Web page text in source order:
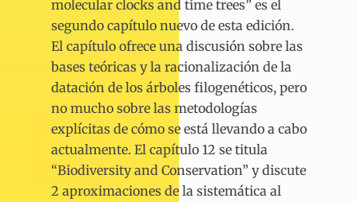
molecular clocks and time trees” es el
segundo capítulo nuevo de esta edición.
El capítulo ofrece una discusión sobre las
bases teóricas y la racionalización de la
datación de los árboles filogenéticos, pero
no mucho sobre las metodologías
explícitas de cómo se está llevando a cabo
actualmente. El capítulo 12 se titula
“Biodiversity and Conservation” y discute
2 aproximaciones de la sistemática al